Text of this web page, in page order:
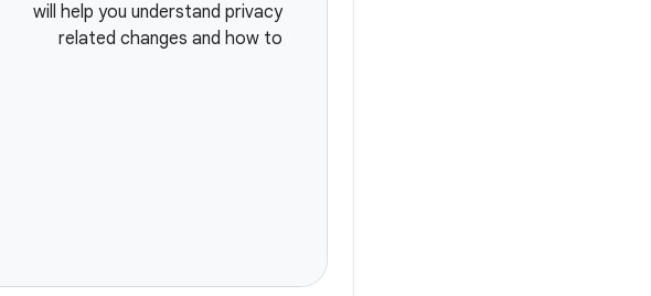
will help you understand privacy
related changes and how to